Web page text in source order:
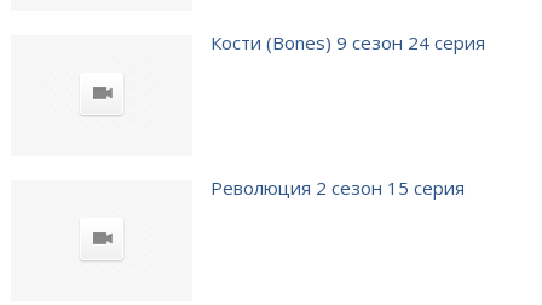
Кости (Bones) 9 сезон 24 серия
Революция 2 сезон 15 серия